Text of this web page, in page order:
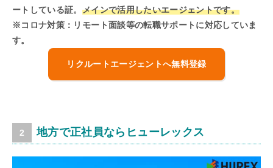
ートしている証。 メインで活用したいエージェントです。
※コロナ対策：リモート面談等の転職サポートに対応していま
す。
リクルートエージェントへ無料登録
地方で正社員ならヒューレックス